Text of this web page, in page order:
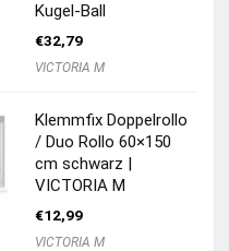
Kugel-Ball
€32,79
VICTORIA M
Klemmfix Doppelrollo
/ Duo Rollo 60×150
cm schwarz |
VICTORIA M
€12,99
VICTORIA M